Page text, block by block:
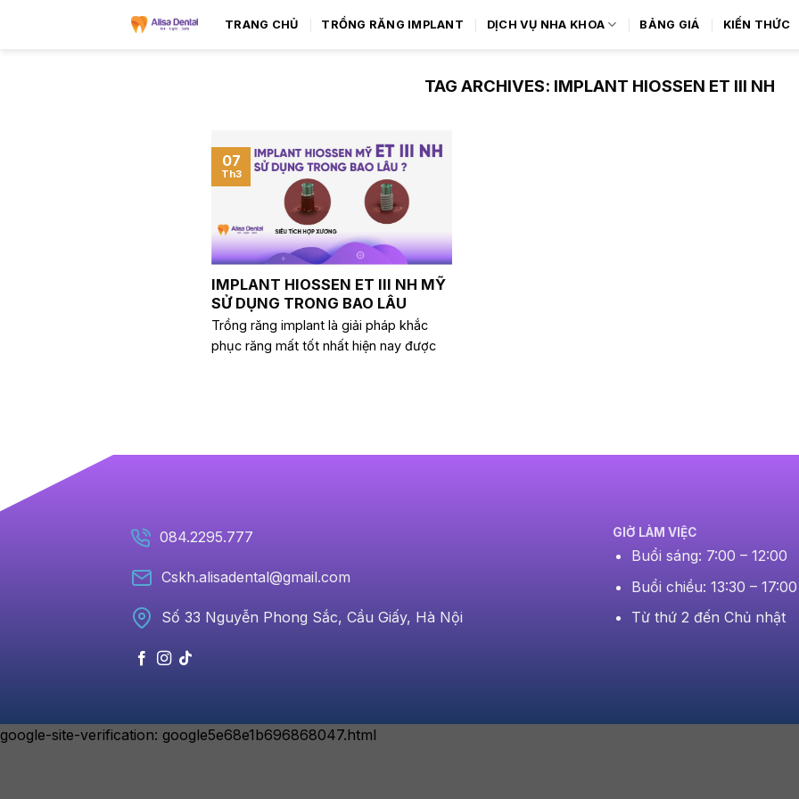
TRANG CHỦ TRỒNG RĂNG IMPLANT DỊCH VỤ NHA KHOA BẢNG GIÁ KIẾN THỨC
TAG ARCHIVES: IMPLANT HIOSSEN ET III NH
IMPLANT HIOSSEN ET III NH MỸ
SỬ DỤNG TRONG BAO LÂU
Trồng răng implant là giải pháp khắc
phục răng mất tốt nhất hiện nay được
07
Th3
084.2295.777
Cskh.alisadental@gmail.com
Số 33 Nguyễn Phong Sắc, Cầu Giấy, Hà Nội
GIỜ LÀM VIỆC
Buổi sáng: 7:00 – 12:00
Buổi chiều: 13:30 – 17:00
Từ thứ 2 đến Chủ nhật
google-site-verification: google5e68e1b696868047.html